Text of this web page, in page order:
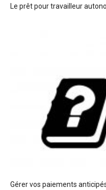
Le prêt pour travailleur
Gérer vos paiements